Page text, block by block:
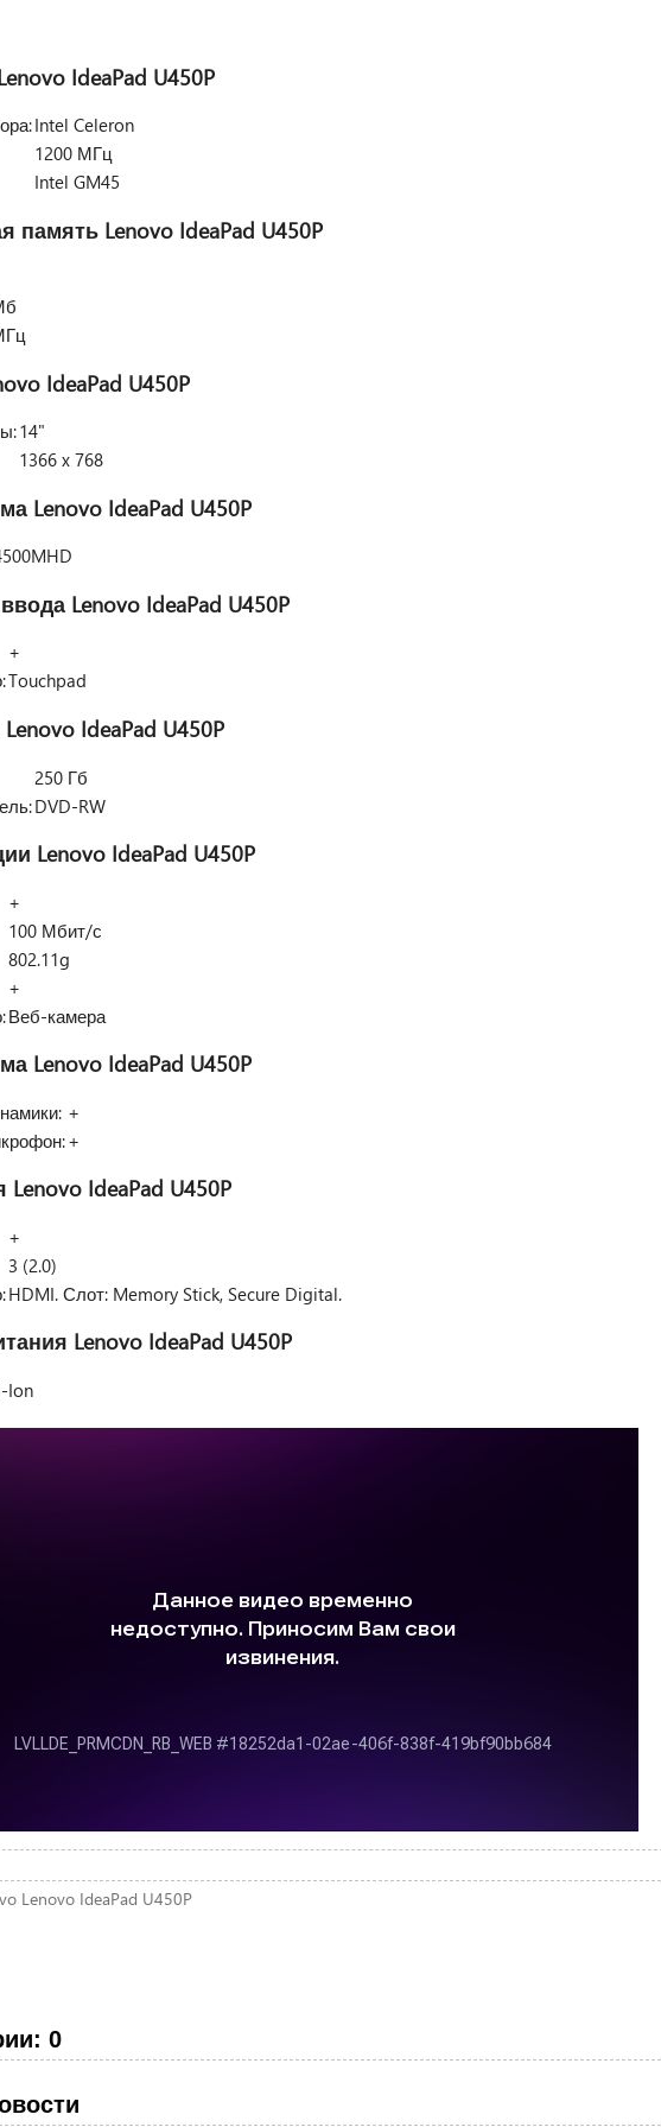
IdeaPad U450P
Intel Celeron
1200 МГц
Intel GM45
память Lenovo IdeaPad U450P
IdeaPad U450P
14"
1366 x 768
Lenovo IdeaPad U450P
Lenovo IdeaPad U450P
+
Touchpad
Lenovo IdeaPad U450P
250 Гб
DVD-RW
Lenovo IdeaPad U450P
+
100 Мбит/с
802.11g
+
Веб-камера
Lenovo IdeaPad U450P
+
+
Lenovo IdeaPad U450P
+
3 (2.0)
HDMI. Слот: Memory Stick, Secure Digital.
Lenovo IdeaPad U450P
Ion
Lenovo IdeaPad U450P
0